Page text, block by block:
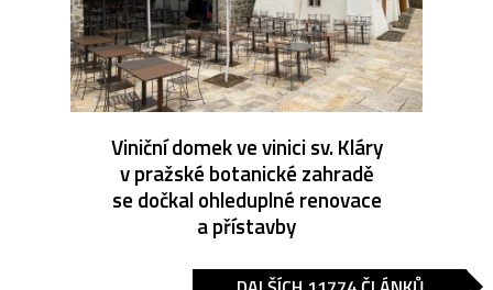
Viniční domek ve vinici sv. Kláry
v pražské botanické zahradě
se dočkal ohleduplné renovace
a přístavby